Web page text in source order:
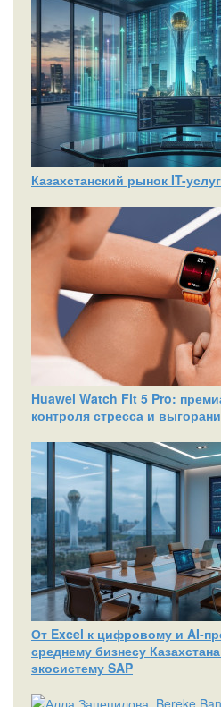
Казахстанский рынок IT-
Huawei Watch Fit 5 Pro:
контроля стресса и
От Excel к цифровому и
среднему бизнесу
экосистему SAP